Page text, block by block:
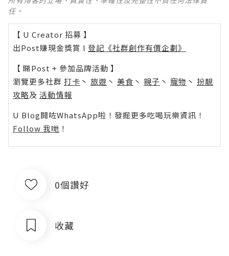
任。
【 U Creator 招募 】
出Post賺現金獎賞 l 登記《社群創作有價企劃》
【 睇Post + 參加品牌活動 】
瀏覽更多社群 打卡 丶 旅遊 丶 美食 丶 親子 丶 寵物 丶 扮靚
攻略及 活動情報
U Blog開咗WhatsApp啦！發掘更多吃喝玩樂資訊！
Follow 我哋 ！
0個讚好
收藏